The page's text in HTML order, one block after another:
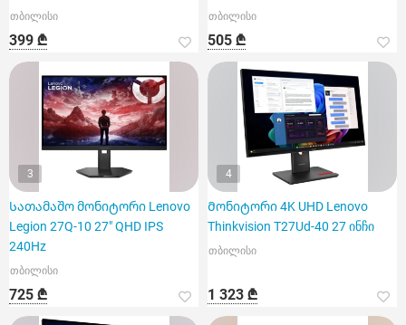
თბილისი
399 ₾
თბილისი
505 ₾
3
Სათამაშო მონიტორი Lenovo
Legion 27Q-10 27" QHD IPS
240Hz
თბილისი
725 ₾
4
Მონიტორი 4K UHD Lenovo
Thinkvision T27Ud-40 27 ინჩი
თბილისი
1 323 ₾